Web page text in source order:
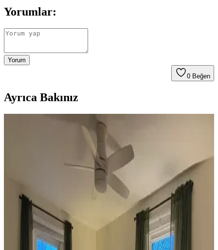
Yorumlar:
Yorum
0 Beğen
Ayrıca Bakınız
Koltuk ve Aksesuar Sandalyelerde Renk Uyumu ve
Dekorasyonda Görsel Denge Sağlama Yöntemleri
Koltuk ve aksesuar sandalyelerde renk uyumsuzluğu görsel rekabete
yol açabilir. Halı, perde, yastık ve mobilya yerleşimi ile renkler
dengelenerek mekanın estetik bütünlüğü sağlanır.
Ev Dekorasyonunda Denge ve Fonksiyonellik: Renk
Uyumu, Mobilya Yerleşimi ve Estetik İncelemesi
Reddit tartışması üzerinden ev dekorasyonunda renk uyumu,
mobilya yerleşimi ve aksesuar dengesi gibi unsurların yaşam
alanlarının estetik ve fonksiyonelliğini nasıl etkilediği inceleniyor.